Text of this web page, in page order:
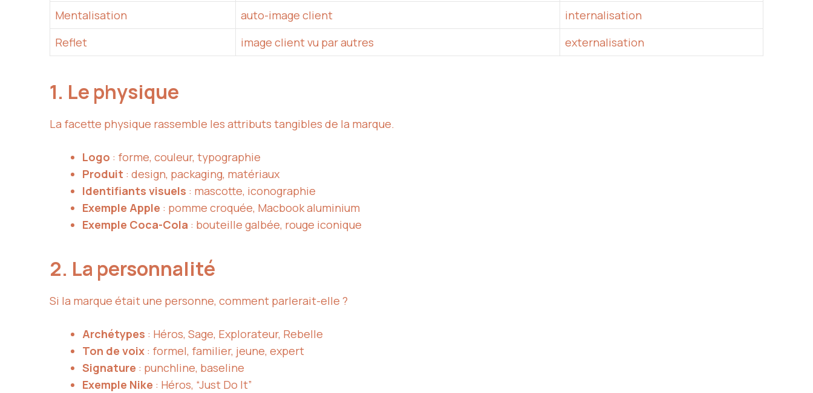
Mentalisation
auto-image client
internalisation
Reflet
image client vu par autres externalisation
1. Le physique
La facette physique rassemble les attributs tangibles de la marque.
Logo : forme, couleur, typographie
Produit : design, packaging, matériaux
Identifiants visuels : mascotte, iconographie
Exemple Apple : pomme croquée, Macbook aluminium
Exemple Coca-Cola : bouteille galbée, rouge iconique
2. La personnalité
Si la marque était une personne, comment parlerait-elle ?
Archétypes : Héros, Sage, Explorateur, Rebelle
Ton de voix : formel, familier, jeune, expert
Signature : punchline, baseline
Exemple Nike : Héros, “Just Do It”